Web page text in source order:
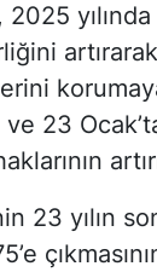
2025
ve 23
23 yılın